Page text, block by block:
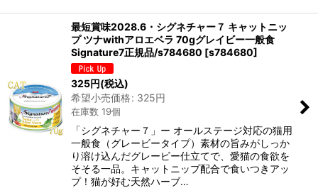
最短賞味2028.6・シグネチャー７ キャットニッ
プ ツナwithアロエベラ 70gグレイビー一般食
Signature7正規品/s784680 [s784680]
325円(税込)
希望小売価格: 325円
在庫数 19個
「シグネチャー７」ー オールステージ対応の猫用
一般食（グレービータイプ）素材の旨みがしっか
り溶け込んだグレービー仕立てで、愛猫の食欲を
そそる一品。キャットニップ配合で食いつきアッ
プ！猫が好む天然ハーブ…